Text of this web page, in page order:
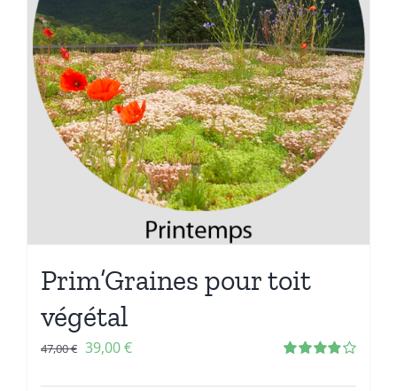
Prim’Graines pour toit
végétal
sur 5
47,00€ 39,00€